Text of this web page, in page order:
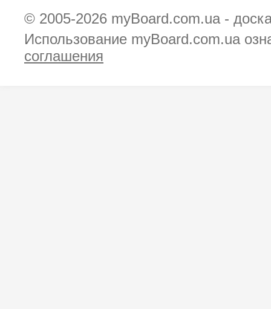
© 2005-2026 myBoard.com.ua -
Использование myBoard.com.ua
соглашения